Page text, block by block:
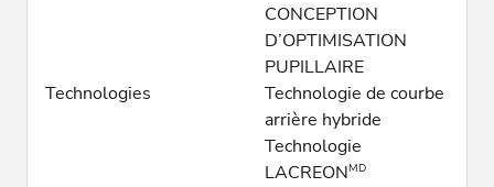
Technologies
CONCEPTION
D’OPTIMISATION
PUPILLAIRE
Technologie de courbe
arrière hybride
Technologie
LACREONMD